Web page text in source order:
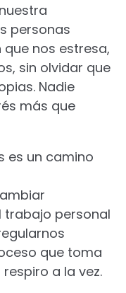
personas
nos estresa,
sin olvidar que
Nadie
más que
es un camino
trabajo personal
que toma
a la vez.